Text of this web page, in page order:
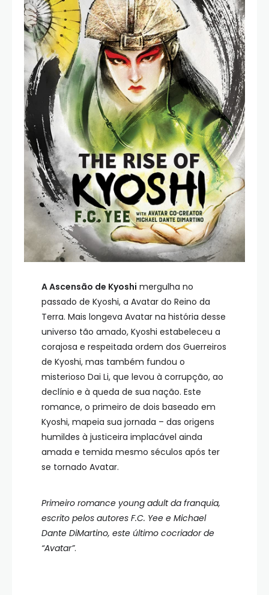
A Ascensão de Kyoshi mergulha no
passado de Kyoshi, a Avatar do Reino da
Terra. Mais longeva Avatar na história desse
universo tão amado, Kyoshi estabeleceu a
corajosa e respeitada ordem dos Guerreiros
de Kyoshi, mas também fundou o
misterioso Dai Li, que levou à corrupção, ao
declínio e à queda de sua nação. Este
romance, o primeiro de dois baseado em
Kyoshi, mapeia sua jornada – das origens
humildes à justiceira implacável ainda
amada e temida mesmo séculos após ter
se tornado Avatar.
Primeiro romance young adult da franquia,
escrito pelos autores F.C. Yee e Michael
Dante DiMartino, este último cocriador de
“Avatar”.